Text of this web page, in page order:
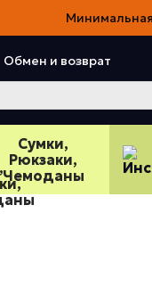
Обмен и возврат
Пользовательское
Сумки,
Рюкзаки,
Чемоданы